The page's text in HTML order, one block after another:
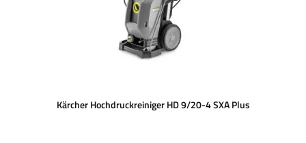
Kärcher Hochdruckreiniger HD 9/20-4 SXA Plus